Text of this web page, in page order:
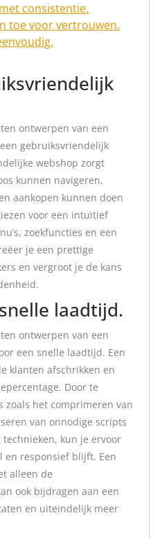
consistentie.
toe voor vertrouwen.
ontwerpen van een
gebruiksvriendelijk
webshop zorgt
kunnen navigeren,
aankopen kunnen doen
voor een intuïtief
zoekfuncties en een
je een prettige
en vergroot je de kans
laadtijd.
ontwerpen van een
een snelle laadtijd. Een
klanten afschrikken en
Door te
zoals het comprimeren van
van onnodige scripts
kun je ervoor
en responsief blijft. Een
alleen de
ook bijdragen aan een
en uiteindelijk meer